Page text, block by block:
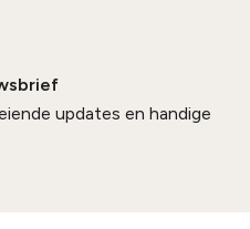
updates en handige